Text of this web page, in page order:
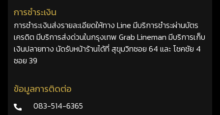
การชำระเงิน
การชำระเงินส่งรายละเอียดให้ทาง Line มีบริการชำระผ่านบัตร
เครดิต มีบริการส่งด่วนในกรุงเทพ Grab Lineman มีบริการเก็บ
เงินปลายทาง นัดรับหน้าร้านได้ที่ สุขุมวิทซอย 64 และ โชคชัย 4
ซอย 39
ข้อมูลการติดต่อ
083-514-6365